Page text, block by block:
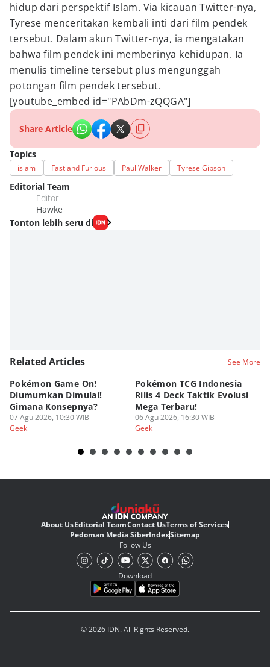
hidup dari perspektif Islam. Via kicauan Twitter-nya,
Tyrese menceritakan kembali inti dari film pendek
tersebut. Dalam akun Twitter-nya, ia mengatakan
bahwa film pendek ini memberinya kehidupan. Ia
menulis timeline tersebut plus mengunggah
potongan film pendek tersebut.
[youtube_embed id="PAbDm-zQQGA"]
Share Article
Topics
islam Fast and Furious Paul Walker Tyrese Gibson
Editorial Team
Editor
Hawke
Tonton lebih seru di
Related Articles See More
Pokémon Game On!
Diumumkan Dimulai!
Gimana Konsepnya?
07 Agu 2026, 10:30 WIB
Geek
Pokémon TCG Indonesia
Rilis 4 Deck Taktik Evolusi
Mega Terbaru!
06 Agu 2026, 16:30 WIB
Geek
About UsEditorial TeamContact UsTerms of Services
Pedoman Media SiberIndexSitemap
Follow Us
Download
© 2026 IDN. All Rights Reserved.